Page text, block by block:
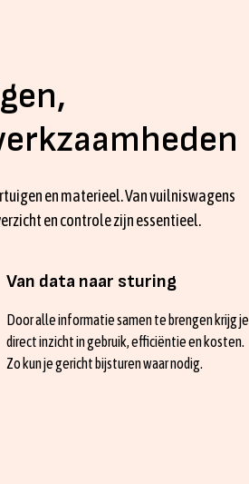
en materieel. Van vuilniswagens
en controle zijn essentieel.
Van data naar sturing
Door alle informatie samen te brengen krijg je
direct inzicht in gebruik, efficiëntie en kosten.
Zo kun je gericht bijsturen waar nodig.